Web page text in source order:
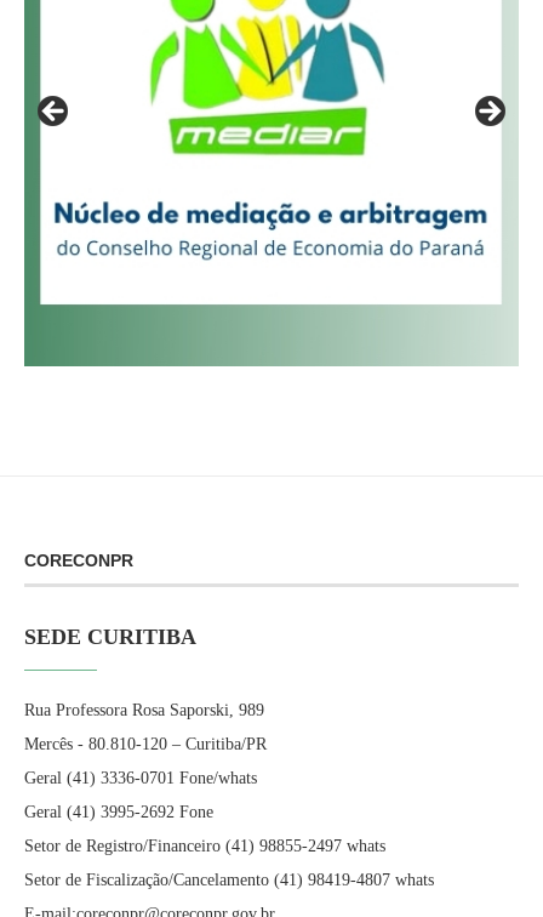
CORECONPR
SEDE CURITIBA
Rua Professora Rosa Saporski, 989
Mercês - 80.810-120 – Curitiba/PR
Geral (41) 3336-0701 Fone/whats
Geral (41) 3995-2692 Fone
Setor de Registro/Financeiro (41) 98855-2497 whats
Setor de Fiscalização/Cancelamento (41) 98419-4807 whats